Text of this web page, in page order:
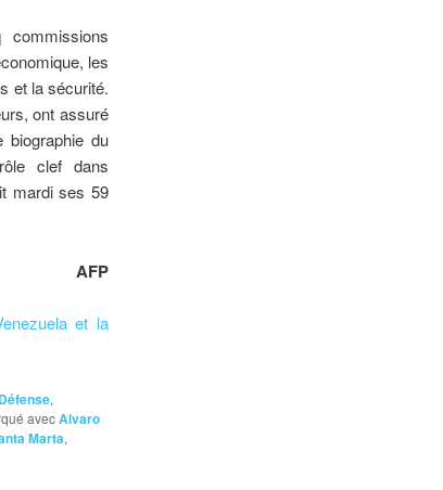
les
et la sécurité.
ont assuré
du
clef dans
mardi ses 59
AFP
et la
Défense,
avecAlvaro
Marta,